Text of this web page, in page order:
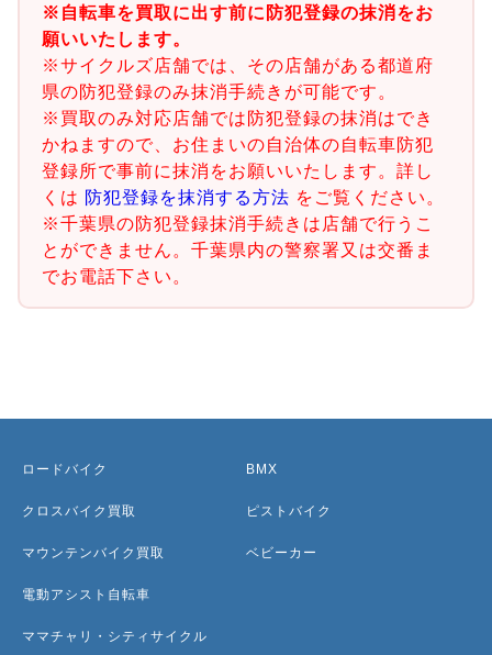
※自転車を買取に出す前に防犯登録の抹消をお
願いいたします。
※サイクルズ店舗では、その店舗がある都道府
県の防犯登録のみ抹消手続きが可能です。
※買取のみ対応店舗では防犯登録の抹消はでき
かねますので、お住まいの自治体の自転車防犯
登録所で事前に抹消をお願いいたします。詳し
くは 防犯登録を抹消する方法 をご覧ください。
※千葉県の防犯登録抹消手続きは店舗で行うこ
とができません。千葉県内の警察署又は交番ま
でお電話下さい。
ロードバイク
クロスバイク買取
マウンテンバイク買取
電動アシスト自転車
ママチャリ・シティサイクル
BMX
ピストバイク
ベビーカー